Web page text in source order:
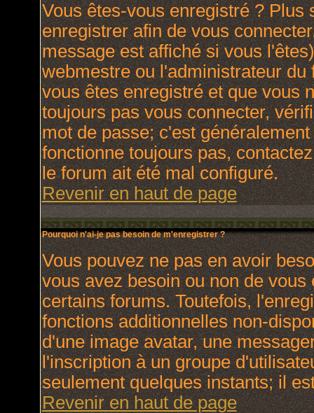
Vous êtes-vous enregistré ? Plus
enregistrer afin de vous
message est affiché si vous
webmestre ou l'administrateur
vous êtes enregistré et que vous
toujours pas vous connecter,
mot de passe; c'est
fonctionne toujours pas,
le forum ait été mal configuré.
Revenir en haut de page
Pourquoi n'ai-je pas besoin de m'enregistrer ?
Vous pouvez ne pas en avoir
vous avez besoin ou non de
certains forums. Toutefois,
fonctions additionnelles non-
d'une image avatar, une
l'inscription à un groupe
seulement quelques instants; il
Revenir en haut de page